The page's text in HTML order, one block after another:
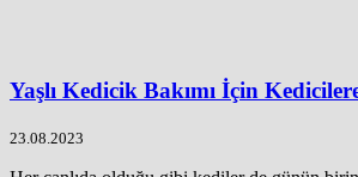
Yaşlı Kedicik Bakımı İçin
23.08.2023